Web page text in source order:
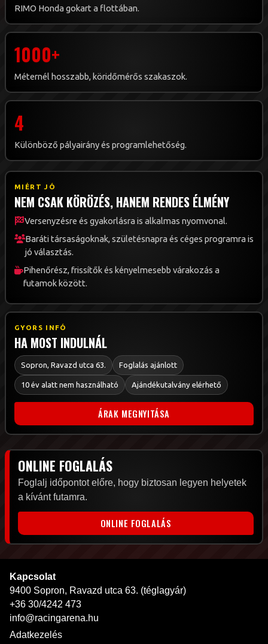
RIMO Honda gokart a flottában.
1000+
Méternél hosszabb, köridőmérős szakaszok.
4
Különböző pályairány és programlehetőség.
MIÉRT JÓ
NEM CSAK KÖRÖZÉS, HANEM RENDES ÉLMÉNY
Versenyzésre és gyakorlásra is alkalmas nyomvonal.
Baráti társaságoknak, születésnapra és céges programra is
jó választás.
Pihenőrész, frissítők és kényelmesebb várakozás a
futamok között.
GYORS INFÓ
HA MOST INDULNÁL
Sopron, Ravazd utca 63. Foglalás ajánlott
10 év alatt nem használható Ajándékutalvány elérhető
ÁRAK MEGNYITÁSA
ONLINE FOGLALÁS
Foglalj időpontot előre, hogy biztosan legyen helyetek
a kívánt futamra.
ONLINE FOGLALÁS
Kapcsolat
9400 Sopron, Ravazd utca 63. (téglagyár)
+36 30/4242 473
info@racingarena.hu
Adatkezelés